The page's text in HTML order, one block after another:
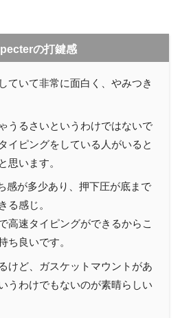
の打鍵感
ていて非常に面白く、やみつき
うるさいというわけではないで
イピングをしている人がいると
思います。
感が多少あり、押下圧が底まで
る感じ。
高速タイピングができるからこ
ち良いです。
けど、ガスケットマウントがあ
うわけでもないのが素晴らしい